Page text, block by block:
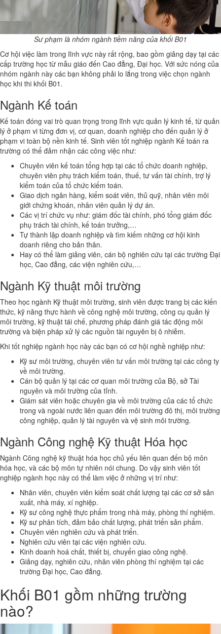
Sư phạm là nhóm ngành tiềm năng của khối B01
Cơ hội việc làm trong lĩnh vực này rất rộng, bao gồm giảng dạy tại các
cấp trường học từ mẫu giáo đến Cao đẳng, Đại học. Với sức nóng của
nhóm ngành này các bạn không phải lo lắng trong việc chọn ngành
học khi thi khối B01.
Ngành Kế toán
Kế toán đóng vai trò quan trọng trong lĩnh vực quản lý kinh tế, từ quản
lý ở phạm vi từng đơn vị, cơ quan, doanh nghiệp cho đến quản lý ở
phạm vi toàn bộ nền kinh tế. Sinh viên tốt nghiệp ngành Kế toán ra
trường có thể đảm nhận các công việc như:
Chuyên viên kế toán tổng hợp tại các tổ chức doanh nghiệp,
chuyên viên phụ trách kiểm toán, thuế, tư vấn tài chính, trợ lý
kiểm toán của tổ chức kiểm toán.
Giao dịch ngân hàng, kiểm soát viên, thủ quỹ, nhân viên môi
giới chứng khoán, nhân viên quản lý dự án.
Các vị trí chức vụ như: giám đốc tài chính, phó tổng giám đốc
phụ trách tài chính, kế toán trưởng,…
Tự thành lập doanh nghiệp và tìm kiếm những cơ hội kinh
doanh riêng cho bản thân.
Hay có thể làm giảng viên, cán bộ nghiên cứu tại các trường Đại
học, Cao đẳng, các viện nghiên cứu,…
Ngành Kỹ thuật môi trường
Theo học ngành Kỹ thuật môi trường, sinh viên được trang bị các kiến
thức, kỹ năng thực hành về công nghệ môi trường, công cụ quản lý
môi trường, kỹ thuật tái chế, phương pháp đánh giá tác động môi
trường và biện pháp xử lý các nguồn tài nguyên bị ô nhiễm.
Khi tốt nghiệp ngành học này các bạn có cơ hội nghề nghiệp như:
Kỹ sư môi trường, chuyên viên tư vấn môi trường tại các công ty
về môi trường.
Cán bộ quản lý tại các cơ quan môi trường của Bộ, sở Tài
nguyên và môi trường của tỉnh.
Giám sát viên hoặc chuyên gia về môi trường của các tổ chức
trong và ngoài nước liên quan đến môi trường đô thị, môi trường
công nghiệp, quản lý tài nguyên và vệ sinh môi trường.
Ngành Công nghệ Kỹ thuật Hóa học
Ngành Công nghệ kỹ thuật hóa học chủ yếu liên quan đến bộ môn
hóa học, và các bộ môn tự nhiên nói chung. Do vậy sinh viên tốt
nghiệp ngành học này có thể làm việc ở những vị trí như:
Nhân viên, chuyên viên kiểm soát chất lượng tại các cơ sở sản
xuất, nhà máy, xí nghiệp.
Kỹ sư công nghệ thực phẩm trong nhà máy, phòng thí nghiệm.
Kỹ sư phân tích, đảm bảo chất lượng, phát triển sản phẩm.
Chuyên viên nghiên cứu và phát triển.
Nghiên cứu viên tại các viện nghiên cứu.
Kinh doanh hoá chất, thiết bị, chuyển giao công nghệ.
Giảng dạy, nghiên cứu, nhân viên phòng thí nghiệm tại các
trường Đại học, Cao đẳng.
Khối B01 gồm những trường
nào?